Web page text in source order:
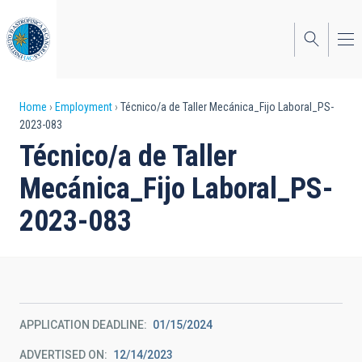
to
main
content
Breadcrumb
Home Employment
Técnico/a de Taller Mecánica_Fijo Laboral_PS-
2023-083
Técnico/a de Taller
Mecánica_Fijo Laboral_PS-
2023-083
APPLICATION DEADLINE 01/15/2024
ADVERTISED ON 12/14/2023